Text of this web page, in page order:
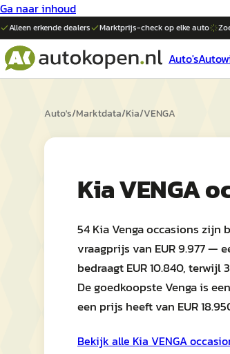
Ga naar inhoud
Alleen erkende dealers Marktprijs-check op elkeauto
Auto's
Auto's/Marktdata/Kia/VENGA
Kia VENGA
54 Kia Venga occasions
vraagprijs van EUR 9.977 —
bedraagt EUR 10.840,
De goedkoopste Venga is
een prijs heeft van EUR
Bekijk alle Kia VENGA